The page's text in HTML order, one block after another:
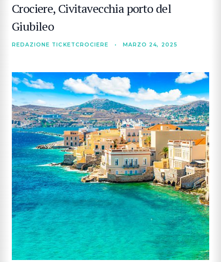
Crociere, Civitavecchia porto del
Giubileo
REDAZIONE TICKETCROCIERE • MARZO 24, 2025